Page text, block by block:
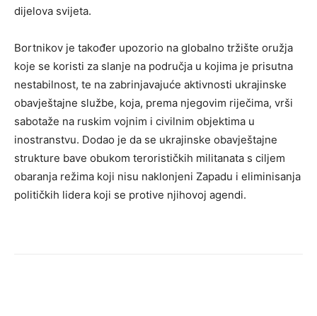
dijelova svijeta.
Bortnikov je također upozorio na globalno tržište oružja
koje se koristi za slanje na područja u kojima je prisutna
nestabilnost, te na zabrinjavajuće aktivnosti ukrajinske
obavještajne službe, koja, prema njegovim riječima, vrši
sabotaže na ruskim vojnim i civilnim objektima u
inostranstvu. Dodao je da se ukrajinske obavještajne
strukture bave obukom terorističkih militanata s ciljem
obaranja režima koji nisu naklonjeni Zapadu i eliminisanja
političkih lidera koji se protive njihovoj agendi.